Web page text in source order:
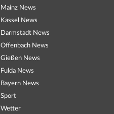
Mainz News
Kassel News
Darmstadt News
Offenbach News
Gießen News
Fulda News
Bayern News
Sport
Wetter